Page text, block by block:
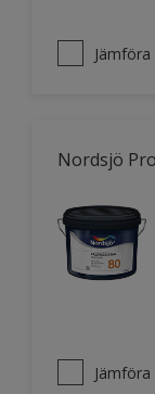
Jämföra
Nordsjö
Jämföra